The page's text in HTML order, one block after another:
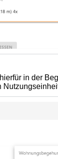
in der